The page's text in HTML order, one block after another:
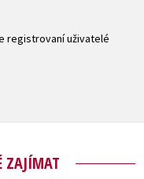
registrovaní uživatelé
ZAJÍMAT